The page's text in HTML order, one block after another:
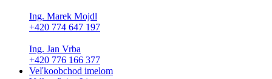
Ing. Marek Mojdl
+420 774 647 197
Ing. Jan Vrba
+420 776 166 377
Veľkoobchod imelom